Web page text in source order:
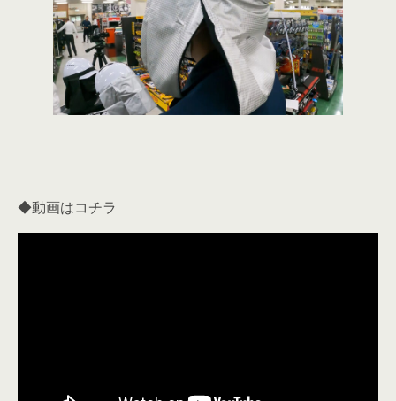
◆動画はコチラ